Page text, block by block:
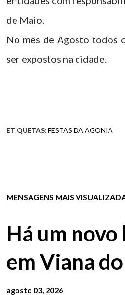
de Maio.
No mês de Agosto todos
ser expostos na cidade.
ETIQUETAS: FESTAS DA AGONIA
MENSAGENS MAIS
Há um
em Viana
agosto 03, 2026